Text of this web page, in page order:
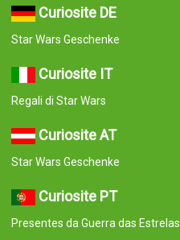
Curiosite DE
Star Wars Geschenke
Curiosite IT
Regali di Star Wars
Curiosite AT
Star Wars Geschenke
Curiosite PT
Presentes da Guerra das Estrelas